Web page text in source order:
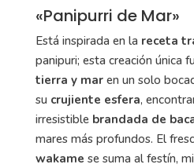
«Panipurri de Mar»
Está inspirada en la receta
panipuri; esta creación única
tierra y maren un solo
su crujiente esfera,
irresistible brandada de
mares más profundos. El
wakame se suma al festín,